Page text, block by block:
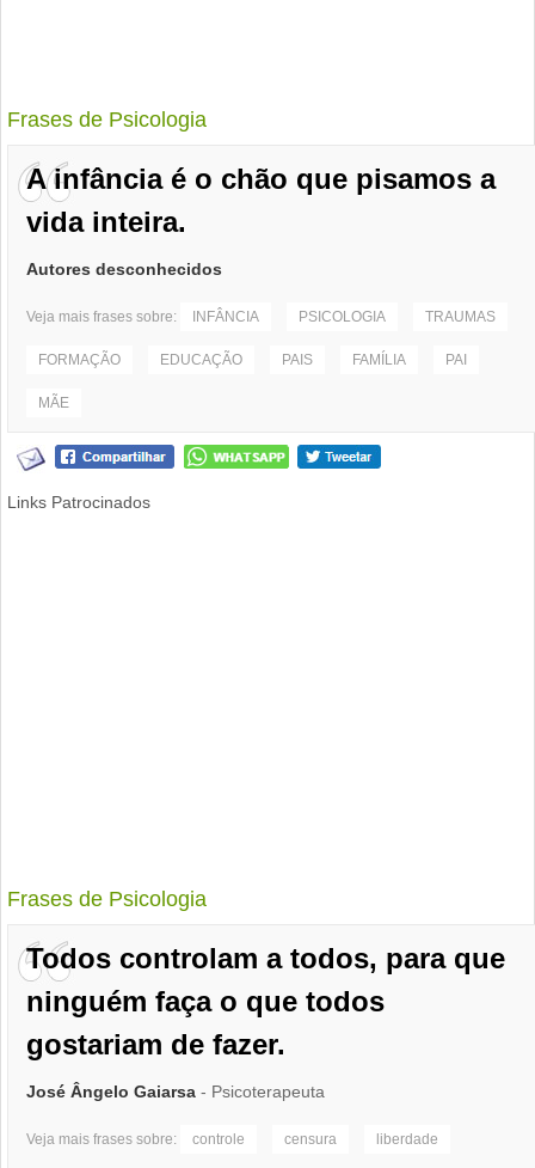
Frases de Psicologia
A infância é o chão que pisamos a
vida inteira.
Autores desconhecidos
Veja mais frases sobre: INFÂNCIA PSICOLOGIA TRAUMAS
FORMAÇÃO EDUCAÇÃO PAIS FAMÍLIA PAI
MÃE
Links Patrocinados
Frases de Psicologia
Todos controlam a todos, para que
ninguém faça o que todos
gostariam de fazer.
José Ângelo Gaiarsa - Psicoterapeuta
Veja mais frases sobre: controle censura liberdade